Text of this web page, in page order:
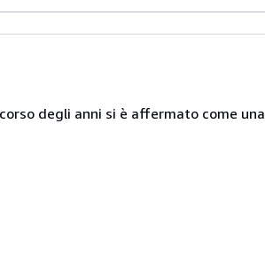
degli anni si è affermato come una